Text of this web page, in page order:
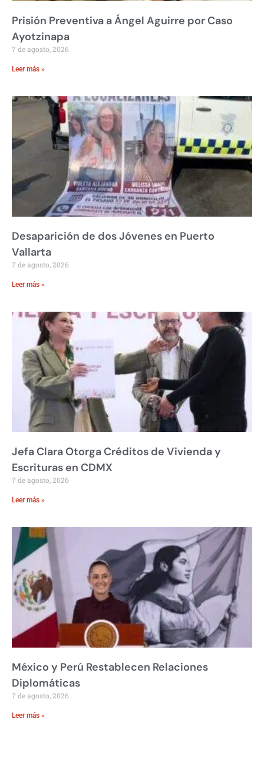
Prisión Preventiva a Ángel Aguirre por Caso
Ayotzinapa
7 de agosto, 2026
Leer más »
Desaparición de dos Jóvenes en Puerto
Vallarta
7 de agosto, 2026
Leer más »
Jefa Clara Otorga Créditos de Vivienda y
Escrituras en CDMX
7 de agosto, 2026
Leer más »
México y Perú Restablecen Relaciones
Diplomáticas
7 de agosto, 2026
Leer más »